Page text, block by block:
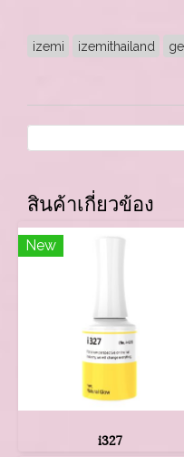
izemi izemithailand
สินค้าเกี่ยวข้อง
New
i327